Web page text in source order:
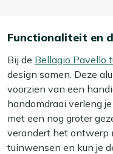
Functionaliteit en
Bij de Bellagio Pavello
design samen. Deze
voorzien van een
handomdraai verleng
met een nog groter
verandert het ontwerp
tuinwensen en kun je